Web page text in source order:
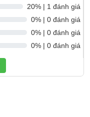
20% | 1 đánh giá
0% | 0 đánh giá
0% | 0 đánh giá
0% | 0 đánh giá